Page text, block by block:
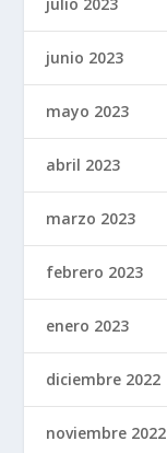
junio 2023
mayo 2023
abril 2023
marzo 2023
febrero 2023
enero 2023
diciembre 2022
noviembre 2022